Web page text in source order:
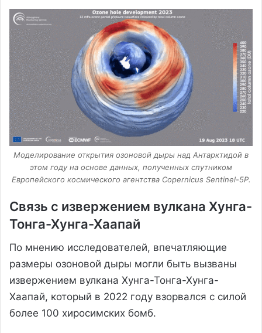
Моделирование открытия озоновой дыры над Антарктидой в
этом году на основе данных, полученных спутником
Европейского космического агентства Copernicus Sentinel-5P.
Связь с извержением вулкана Хунга-
Тонга-Хунга-Хаапай
По мнению исследователей, впечатляющие
размеры озоновой дыры могли быть вызваны
извержением вулкана Хунга-Тонга-Хунга-
Хаапай, который в 2022 году взорвался с силой
более 100 хиросимских бомб.